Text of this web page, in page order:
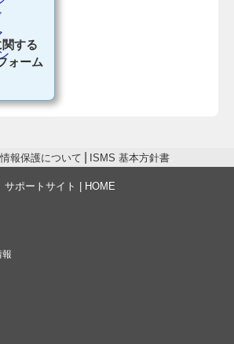
する
ォーム
報保護について ISMS 基本方針書
サポートサイト | HOME
報